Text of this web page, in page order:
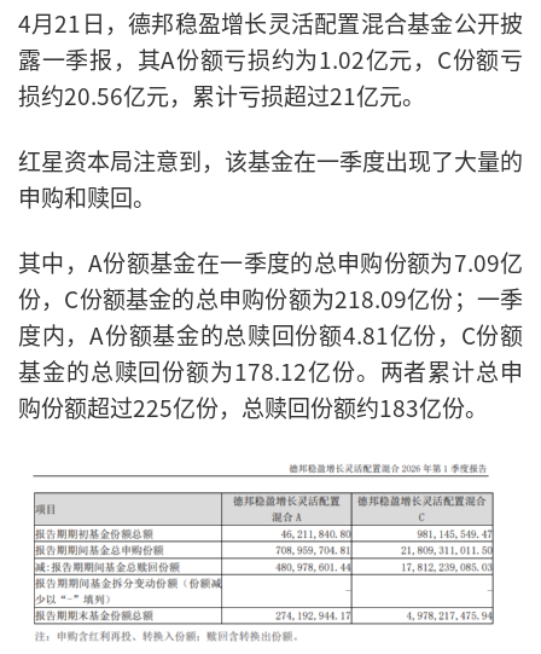
4月21日，德邦稳盈增长灵活配置混合基金公开披
露一季报，其A份额亏损约为1.02亿元，C份额亏
损约20.56亿元，累计亏损超过21亿元。
红星资本局注意到，该基金在一季度出现了大量的
申购和赎回。
其中，A份额基金在一季度的总申购份额为7.09亿
份，C份额基金的总申购份额为218.09亿份；一季
度内，A份额基金的总赎回份额4.81亿份，C份额
基金的总赎回份额为178.12亿份。两者累计总申
购份额超过225亿份，总赎回份额约183亿份。